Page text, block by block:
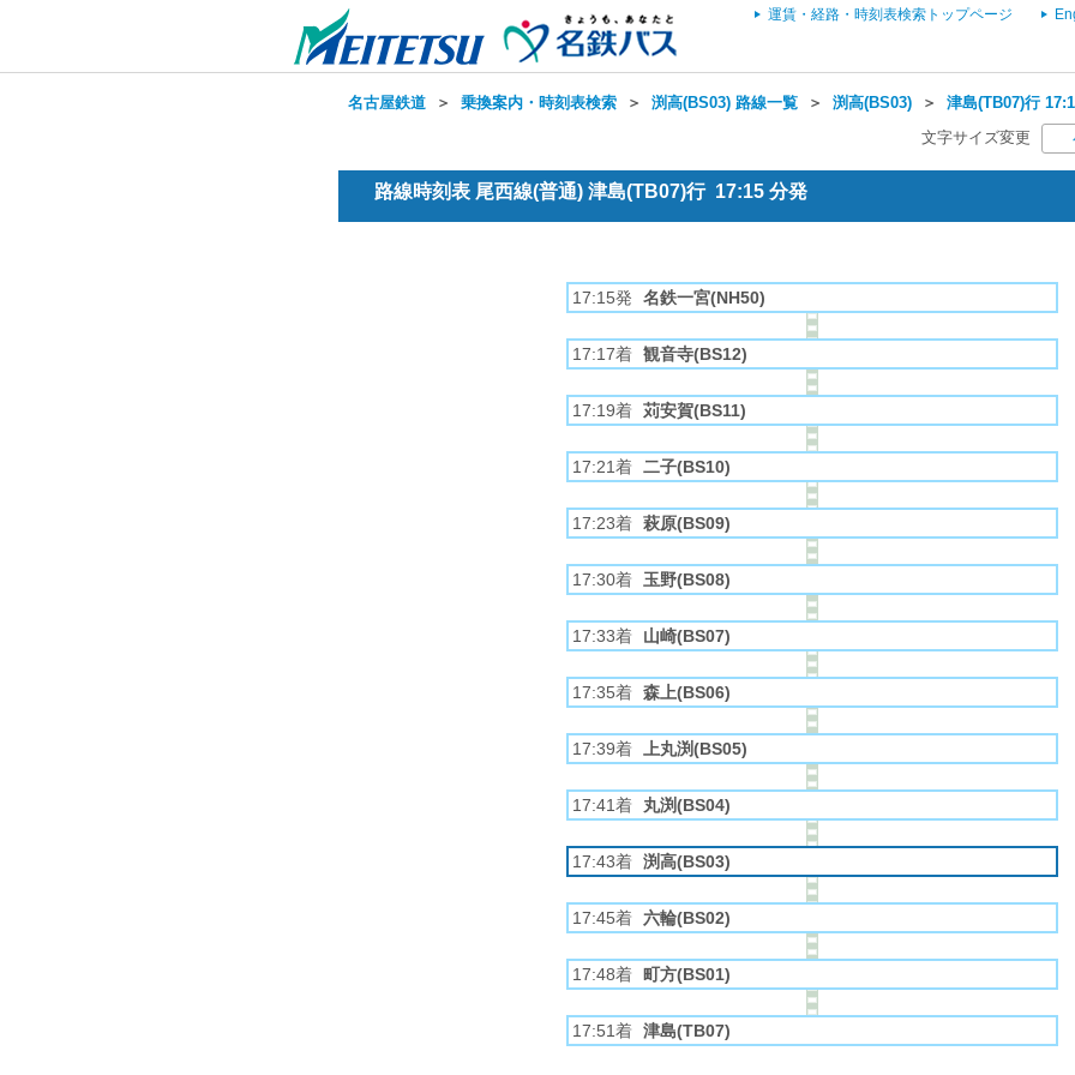
運賃・経路・時刻表検索トップページ
名古屋鉄道 ＞ 乗換案内・時刻表検索 ＞ 渕高(BS03) 路線一覧 ＞ 渕高(BS03) ＞ 津島(TB07)行
文字サイズ変更
路線時刻表 尾西線(普通) 津島(TB07)行 17:15 分発
17:15発 名鉄一宮(NH50)
17:17着 観音寺(BS12)
17:19着 苅安賀(BS11)
17:21着 二子(BS10)
17:23着 萩原(BS09)
17:30着 玉野(BS08)
17:33着 山崎(BS07)
17:35着 森上(BS06)
17:39着 上丸渕(BS05)
17:41着 丸渕(BS04)
17:43着 渕高(BS03)
17:45着 六輪(BS02)
17:48着 町方(BS01)
17:51着 津島(TB07)